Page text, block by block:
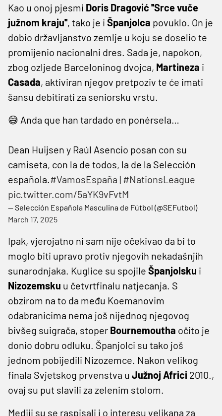
Kao u onoj pjesmi Doris Dragović ''Srce vuče
južnom kraju'', tako je i Španjolca povuklo. On je
dobio državljanstvo zemlje u koju se doselio te
promijenio nacionalni dres. Sada je, napokon,
zbog ozljede Barceloninog dvojca, Martineza i
Casada, aktiviran njegov pretpoziv te će imati
šansu debitirati za seniorsku vrstu.
😅 Anda que han tardado en ponérsela…
Dean Huijsen y Raúl Asencio posan con su
camiseta, con la de todos, la de la Selección
española.#VamosEspaña | #NationsLeague
pic.twitter.com/5aYK9vFvtM
— Selección Española Masculina de Fútbol (@SEFutbol)
March 17, 2025
Ipak, vjerojatno ni sam nije očekivao da bi to
moglo biti upravo protiv njegovih nekadašnjih
sunarodnjaka. Kuglice su spojile Španjolsku i
Nizozemsku u četvrtfinalu natjecanja. S
obzirom na to da među Koemanovim
odabranicima nema još nijednog njegovog
bivšeg suigrača, stoper Bournemoutha očito je
donio dobru odluku. Španjolci su tako još
jednom pobijedili Nizozemce. Nakon velikog
finala Svjetskog prvenstva u Južnoj Africi 2010.,
ovaj su put slavili za zelenim stolom.
Mediji su se raspisali i o interesu velikana za